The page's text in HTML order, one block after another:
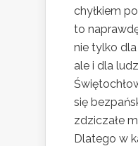
chyłkiem
to
nie tylko
ale i dla
się
zdziczałe
Dlatego w